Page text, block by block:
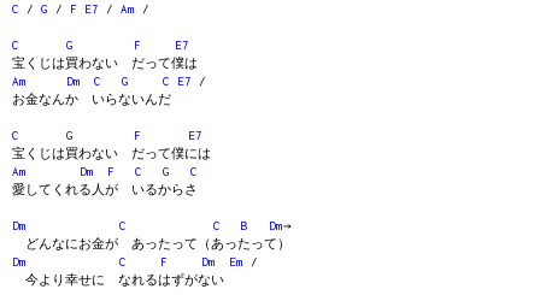
C / G / F E7 / Am /
C G F
E7
宝くじは買わない だって僕は
Am
Dm C G C E7 /
お金なんか いらないんだ
C G F
E7
宝くじは買わない だって僕には
Am
Dm F C G
C
愛してくれる人が いるからさ
Dm C C B Dm→
どんなにお金が あったって（あったって）
Dm
C F Dm Em /
今より幸せに なれるはずがない